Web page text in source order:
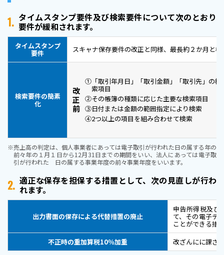
1. タイムスタンプ要件及び検索要件について次のとおり
要件が緩和されます。
タイムスタンプ
要件 スキャナ保存要件の改正と同様、最長約２か月と
検索要件の簡素
化
改
正
前
① 「取引年月日」「取引金額」「取引先」の検
索項目
②その帳簿の種類に応じた主要な検索項目
③日付または金額の範囲指定により検索
④2つ以上の項目を組み合わせて検索
※売上高の判定は、個人事業者にあっては電子取引が行われた日の属する年の
前々年の１月１日から12月31日までの期間をいい、法人にあっては電子取
引が行われた 日の属する事業年度の前々事業年度をいいます。
2. 適正な保存を担保する措置として、次の見直しが行わ
れます。
出力書面の保存による代替措置の廃止
申告所得税及び
て、その電子デ
ことができる措
不正時の重加算税10％加重
改ざんにに課さ